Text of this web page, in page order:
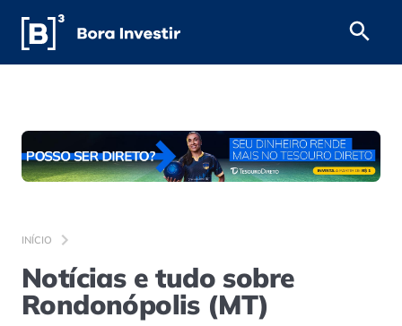
INÍCIO
Notícias e tudo sobre
Rondonópolis (MT)